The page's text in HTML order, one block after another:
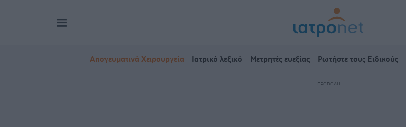
Απογευματινά Χειρουργεία Ιατρικό λεξικό Μετρητές ευεξίας Ρωτήστε τους Ειδικούς